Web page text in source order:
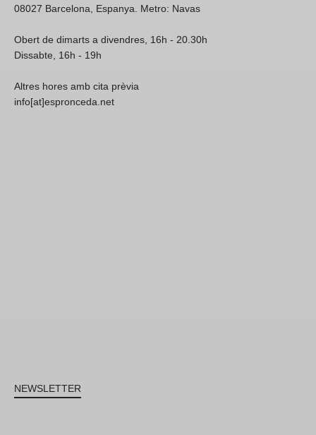
08027 Barcelona, Espanya. Metro: Navas
Obert de dimarts a divendres, 16h - 20.30h
Dissabte, 16h - 19h
Altres hores amb cita prèvia
info[at]espronceda.net
NEWSLETTER